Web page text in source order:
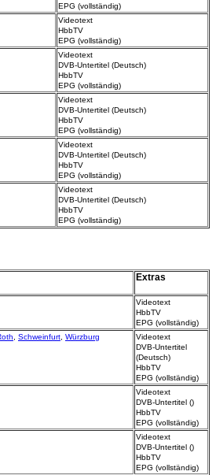
EPG (vollständig)
Videotext
HbbTV
EPG (vollständig)
Videotext
DVB-Untertitel (Deutsch)
HbbTV
EPG (vollständig)
Videotext
DVB-Untertitel (Deutsch)
HbbTV
EPG (vollständig)
Videotext
DVB-Untertitel (Deutsch)
HbbTV
EPG (vollständig)
Videotext
DVB-Untertitel (Deutsch)
HbbTV
EPG (vollständig)
Extras
Videotext
HbbTV
EPG (vollständig)
, Schweinfurt, Würzburg
Videotext
DVB-Untertitel
(Deutsch)
HbbTV
EPG (vollständig)
Videotext
DVB-Untertitel ()
HbbTV
EPG (vollständig)
Videotext
DVB-Untertitel ()
HbbTV
EPG (vollständig)